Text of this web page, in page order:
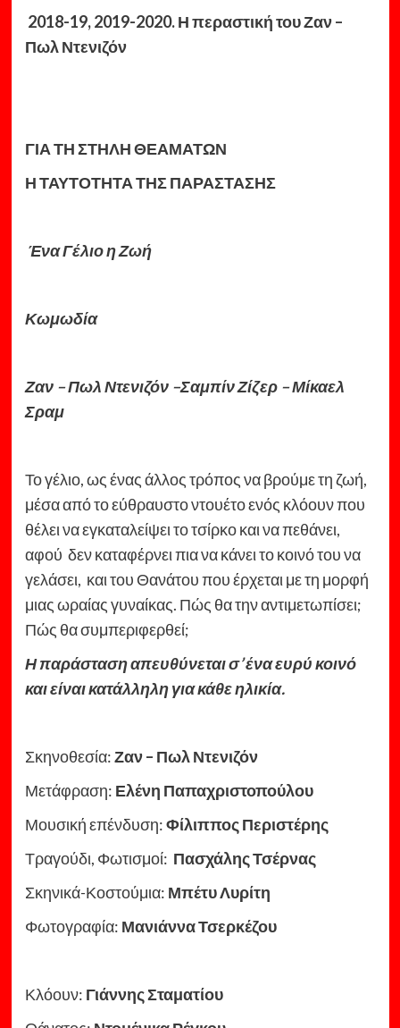
2018-19, 2019-2020. Η περαστική του Ζαν –
Πωλ Ντενιζόν
ΓΙΑ ΤΗ ΣΤΗΛΗ ΘΕΑΜΑΤΩΝ
Η ΤΑΥΤΟΤΗΤΑ ΤΗΣ ΠΑΡΑΣΤΑΣΗΣ
Ένα Γέλιο η Ζωή
Κωμωδία
Ζαν – Πωλ Ντενιζόν –Σαμπίν Ζίζερ – Μίκαελ
Σραμ
Το γέλιο, ως ένας άλλος τρόπος να βρούμε τη ζωή,
μέσα από το εύθραυστο ντουέτο ενός κλόουν που
θέλει να εγκαταλείψει το τσίρκο και να πεθάνει,
αφού δεν καταφέρνει πια να κάνει το κοινό του να
γελάσει, και του Θανάτου που έρχεται με τη μορφή
μιας ωραίας γυναίκας. Πώς θα την αντιμετωπίσει;
Πώς θα συμπεριφερθεί;
Η παράσταση απευθύνεται σ’ ένα ευρύ κοινό
και είναι κατάλληλη για κάθε ηλικία.
Σκηνοθεσία:Ζαν – Πωλ Ντενιζόν
Μετάφραση: Ελένη Παπαχριστοπούλου
Μουσική επένδυση:Φίλιππος Περιστέρης
Τραγούδι, Φωτισμοί: Πασχάλης Τσέρνας
Σκηνικά-Κοστούμια: Μπέτυ Λυρίτη
Φωτογραφία: Μανιάννα Τσερκέζου
Κλόουν: Γιάννης Σταματίου